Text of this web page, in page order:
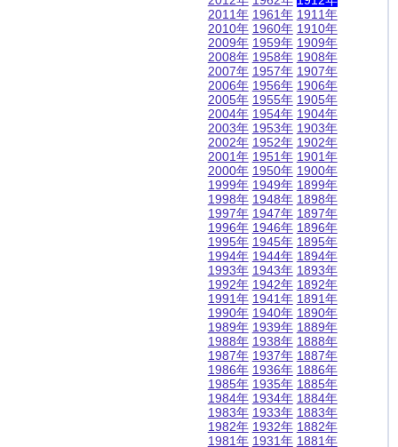
2011年
2010年
2009年
2008年
2007年
2006年
2005年
2004年
2003年
2002年
2001年
2000年
1999年
1998年
1997年
1996年
1995年
1994年
1993年
1992年
1991年
1990年
1989年
1988年
1987年
1986年
1985年
1984年
1983年
1982年
1981年
1961年
1960年
1959年
1958年
1957年
1956年
1955年
1954年
1953年
1952年
1951年
1950年
1949年
1948年
1947年
1946年
1945年
1944年
1943年
1942年
1941年
1940年
1939年
1938年
1937年
1936年
1935年
1934年
1933年
1932年
1931年
1911年
1910年
1909年
1908年
1907年
1906年
1905年
1904年
1903年
1902年
1901年
1900年
1899年
1898年
1897年
1896年
1895年
1894年
1893年
1892年
1891年
1890年
1889年
1888年
1887年
1886年
1885年
1884年
1883年
1882年
1881年